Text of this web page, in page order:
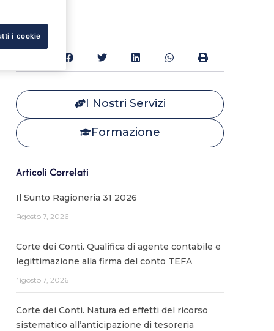
Condividi:
I Nostri Servizi
Formazione
Articoli Correlati
Il Sunto Ragioneria 31 2026
Agosto 7, 2026
Corte dei Conti. Qualifica di agente contabile e
legittimazione alla firma del conto TEFA
Agosto 7, 2026
Corte dei Conti. Natura ed effetti del ricorso
sistematico all’anticipazione di tesoreria
i cookie